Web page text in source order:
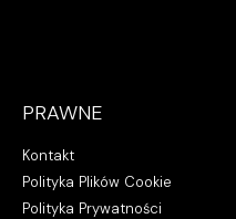
PRAWNE
Kontakt
Polityka Plików Cookie
Polityka Prywatności